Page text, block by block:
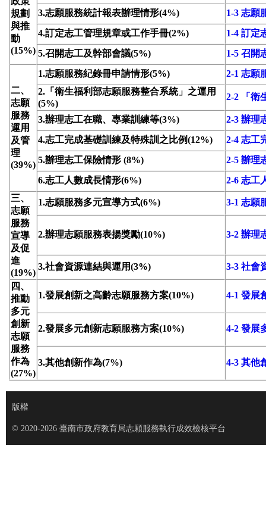
規劃
與推
動
(15%)
3.志願服務統計報表辦理情形(4%)
1-3 志願
4.訂定志工管理規章或工作手冊(2%)
1-4 訂定
5.召開志工及幹部會議(5%)
1-5 召開
二、
志願
服務
運用
及管
理
(39%)
1.志願服務紀錄冊申請情形(5%)
2-1 志願
2.「衛生福利部志願服務整合系統」之運用
(5%)
2-2 「衛
3.辦理志工在職、專業訓練等(3%)
2-3 辦理
4.志工完成基礎訓練及特殊訓之比例(12%)
2-4 志工
5.辦理志工保險情形 (8%)
2-5 辦理
6.志工人數成長情形(6%)
2-6 志工
三、
志願
服務
宣導
及促
進
(19%)
1.志願服務多元宣導方式(6%) 3-1 志願
2.辦理志願服務表揚獎勵(10%) 3-2 辦理
3.社會資源連結與運用(3%)
3-3 社會
四、
推動
多元
創新
志願
服務
作為
(27%)
1.發展創新之高齡志願服務方案(10%) 4-1 發展
2.發展多元創新志願服務方案(10%) 4-2 發展
3.其他創新作為(7%) 4-3 其他
版權
© 2020-2026 臺南市政府教育局志願服務執行成效檢核平台